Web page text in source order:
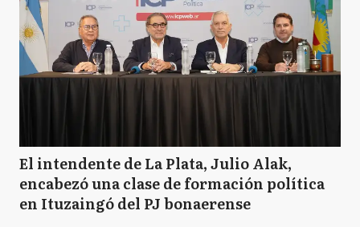
El intendente de La Plata, Julio Alak,
encabezó una clase de formación política
en Ituzaingó del PJ bonaerense